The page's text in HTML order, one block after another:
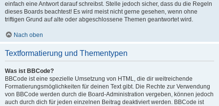
einfach eine Antwort darauf schreibst. Stelle jedoch sicher, dass du die Regeln
dieses Boards beachtest! Es wird meist nicht gerne gesehen, wenn ohne
triftigen Grund auf alte oder abgeschlossene Themen geantwortet wird.
Nach oben
Textformatierung und Thementypen
Was ist BBCode?
BBCode ist eine spezielle Umsetzung von HTML, die dir weitreichende
Formatierungsmöglichkeiten für deinen Text gibt. Die Rechte zur Verwendung
von BBCode werden durch die Board-Administration vergeben, können jedoch
auch durch dich für jeden einzelnen Beitrag deaktiviert werden. BBCode ist